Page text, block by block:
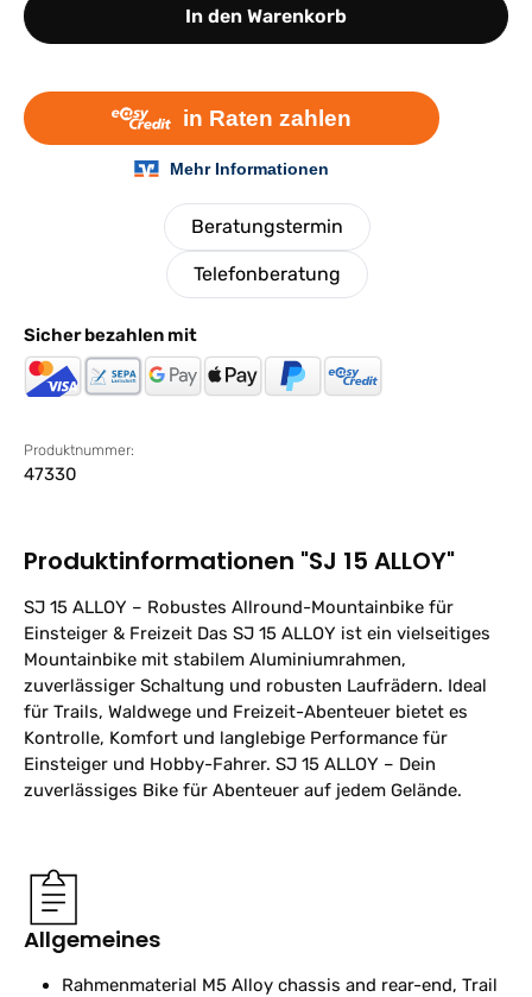
In den Warenkorb
Beratungstermin
Telefonberatung
Sicher bezahlen mit
Produktnummer:
47330
Produktinformationen "SJ 15 ALLOY"
SJ 15 ALLOY – Robustes Allround-Mountainbike für
Einsteiger & Freizeit Das SJ 15 ALLOY ist ein vielseitiges
Mountainbike mit stabilem Aluminiumrahmen,
zuverlässiger Schaltung und robusten Laufrädern. Ideal
für Trails, Waldwege und Freizeit-Abenteuer bietet es
Kontrolle, Komfort und langlebige Performance für
Einsteiger und Hobby-Fahrer. SJ 15 ALLOY – Dein
zuverlässiges Bike für Abenteuer auf jedem Gelände.
Allgemeines
Rahmenmaterial M5 Alloy chassis and rear-end, Trail